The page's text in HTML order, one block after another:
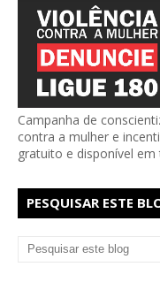
Campanha de
contra a mulher e
gratuito e disponível
PESQUISAR ESTE